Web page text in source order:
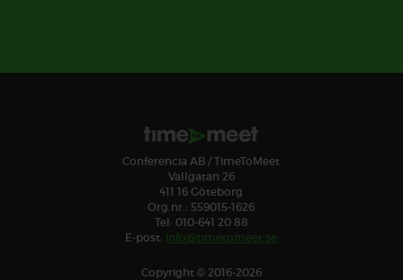
Conferencia AB / TimeToMeet
Vallgatan 26
411 16 Göteborg
Org.nr.: 559015-1626
Tel: 010-641 20 88
E-post: info@timetomeet.se
Copyright © 2016-2026